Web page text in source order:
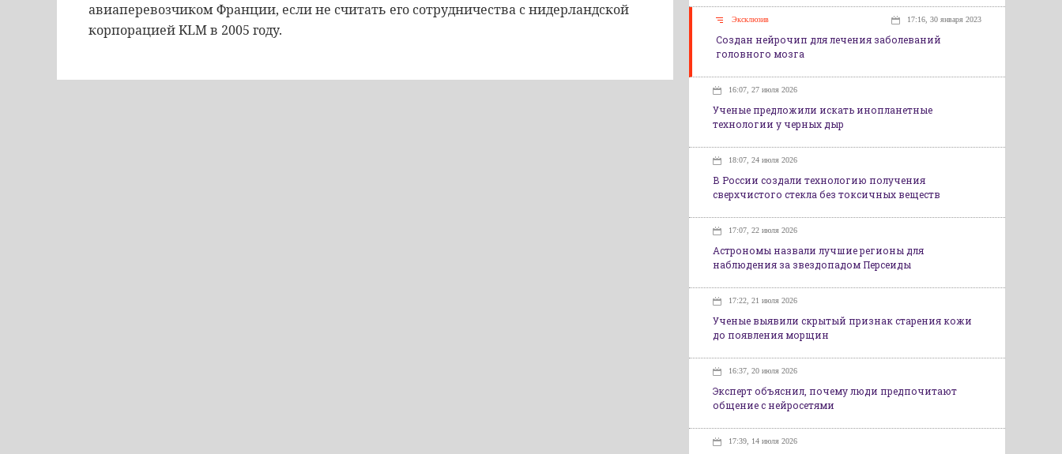
авиаперевозчиком Франции, если не считать его сотрудничества с нидерландской
корпорацией KLМ в 2005 году.
Эксклюзив 17:16, 30 января 2023
Создан нейрочип для лечения заболеваний
головного мозга
16:07, 27 июля 2026
Ученые предложили искать инопланетные
технологии у черных дыр
18:07, 24 июля 2026
В России создали технологию получения
сверхчистого стекла без токсичных веществ
17:07, 22 июля 2026
Астрономы назвали лучшие регионы для
наблюдения за звездопадом Персеиды
17:22, 21 июля 2026
Ученые выявили скрытый признак старения кожи
до появления морщин
16:37, 20 июля 2026
Эксперт объяснил, почему люди предпочитают
общение с нейросетями
17:39, 14 июля 2026